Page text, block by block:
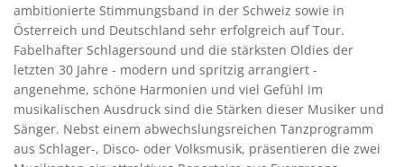
ambitionierte Stimmungsband in der Schweiz sowie in
Österreich und Deutschland sehr erfolgreich auf Tour.
Fabelhafter Schlagersound und die stärksten Oldies der
letzten 30 Jahre - modern und spritzig arrangiert -
angenehme, schöne Harmonien und viel Gefühl im
musikalischen Ausdruck sind die Stärken dieser Musiker und
Sänger. Nebst einem abwechslungsreichen Tanzprogramm
aus Schlager-, Disco- oder Volksmusik, präsentieren die zwei